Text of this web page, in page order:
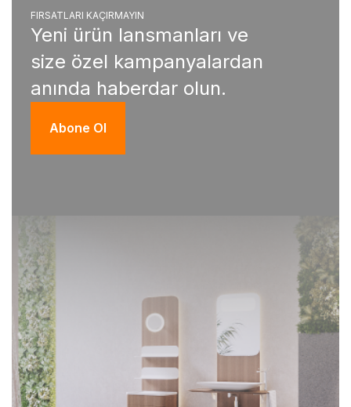
FIRSATLARI KAÇIRMAYIN
Yeni ürün lansmanları ve
size özel kampanyalardan
anında haberdar olun.
Abone Ol